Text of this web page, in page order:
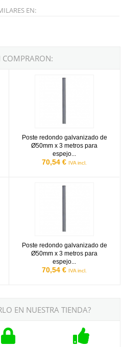
EN:
COMPRARON:
de 60cm
Poste redondo galvanizado de
Ø50mm x 3 metros para
espejo...
70,54 € IVA incl.
Giotto de 60cm
Poste redondo galvanizado de
Ø50mm x 3 metros para
espejo...
70,54 € IVA incl.
EN NUESTRA TIENDA?